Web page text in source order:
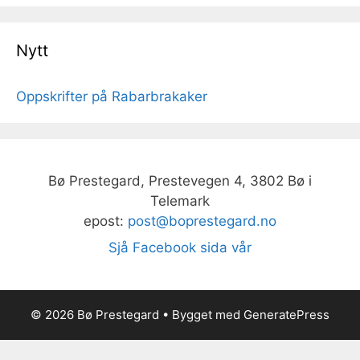
Nytt
Oppskrifter på Rabarbrakaker
Bø Prestegard, Prestevegen 4, 3802 Bø i
Telemark
epost: post@boprestegard.no
Sjå Facebook sida vår
© 2026 Bø Prestegard • Bygget med GeneratePress